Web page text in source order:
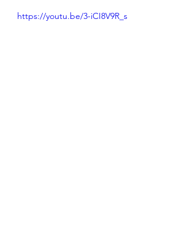
https://youtu.be/3-iCI8V9R_s